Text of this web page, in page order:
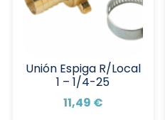
Unión Espiga R/Local
1 – 1/4-25
11,49 €